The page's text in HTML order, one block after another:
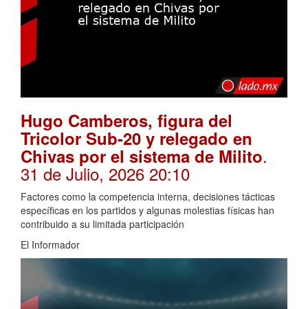
Hugo Camberos, figura del
Tricolor Sub-20 y relegado en
Chivas por el sistema de Milito.
31 de Julio, 2026 20:10
Factores como la competencia interna, decisiones tácticas
específicas en los partidos y algunas molestias físicas han
contribuido a su limitada participación
El Informador